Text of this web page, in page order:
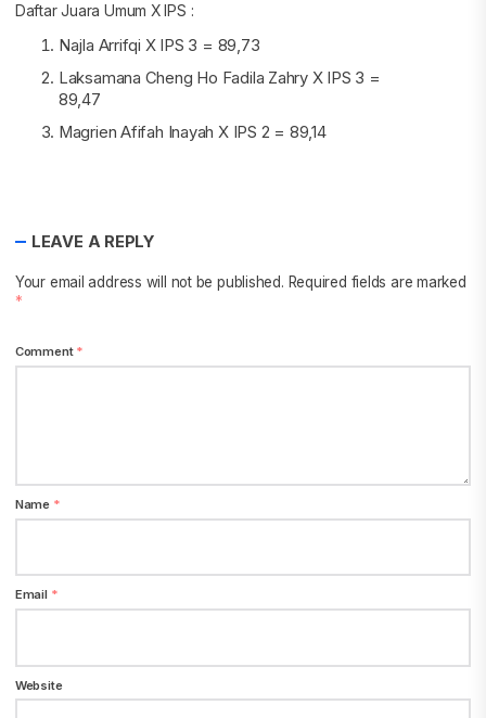
Daftar Juara Umum X IPS :
Najla Arrifqi X IPS 3 = 89,73
Laksamana Cheng Ho Fadila Zahry X IPS 3 =
89,47
Magrien Afifah Inayah X IPS 2 = 89,14
LEAVE A REPLY
Your email address will not be published. Required fields are marked
*
Comment *
Name *
Email *
Website